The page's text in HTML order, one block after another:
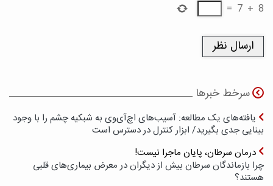
8
+
7
=
سرخط خبرها
یافته‌های یک مطالعه: آسیب‌های اچ‌آی‌وی به شبکیه چشم را با وجود
بینایی جدی بگیرید/ ابزار کنترل در دسترس است
درمان سرطان، پایان ماجرا نیست!
چرا بازماندگان سرطان بیش از دیگران در معرض بیماری‌های قلبی
هستند؟